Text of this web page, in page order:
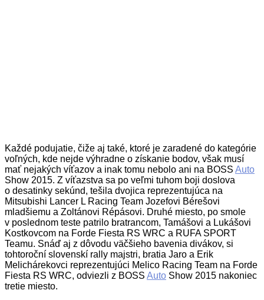
Každé podujatie, čiže aj také, ktoré je zaradené do kategórie
voľných, kde nejde výhradne o získanie bodov, však musí
mať nejakých víťazov a inak tomu nebolo ani na BOSS Auto
Show 2015. Z víťazstva sa po veľmi tuhom boji doslova
o desatinky sekúnd, tešila dvojica reprezentujúca na
Mitsubishi Lancer L Racing Team Jozefovi Bérešovi
mladšiemu a Zoltánovi Répásovi. Druhé miesto, po smole
v poslednom teste patrilo bratrancom, Tamášovi a Lukášovi
Kostkovcom na Forde Fiesta RS WRC a RUFA SPORT
Teamu. Snáď aj z dôvodu väčšieho bavenia divákov, si
tohtoroční slovenskí rally majstri, bratia Jaro a Erik
Melichárekovci reprezentujúci Melico Racing Team na Forde
Fiesta RS WRC, odviezli z BOSS Auto Show 2015 nakoniec
tretie miesto.